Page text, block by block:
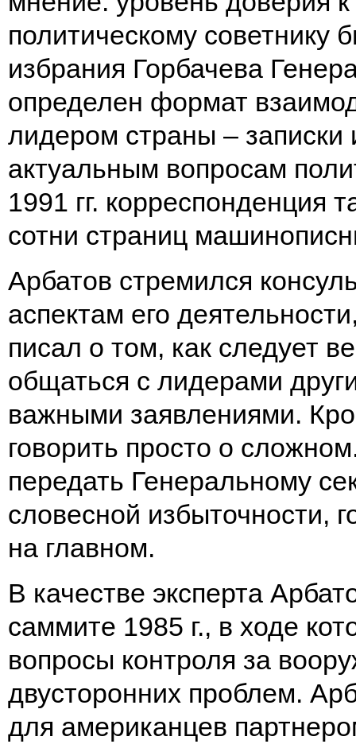
политическому
избрания Горбачева
определен формат
лидером страны –
актуальным вопросам
1991 гг. корреспонденция
сотни страниц
Арбатов стремился
аспектам его
писал о том, как следует
общаться с лидерами
важными заявлениями.
говорить просто о
передать Генеральному
словесной избыточности,
на главном.
В качестве эксперта
саммите 1985 г., в ходе
вопросы контроля за
двусторонних проблем.
для американцев